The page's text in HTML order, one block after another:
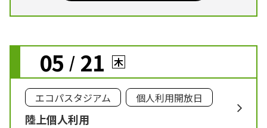
05 / 21 木
エコパスタジアム 個人利用開放日
陸上個人利用